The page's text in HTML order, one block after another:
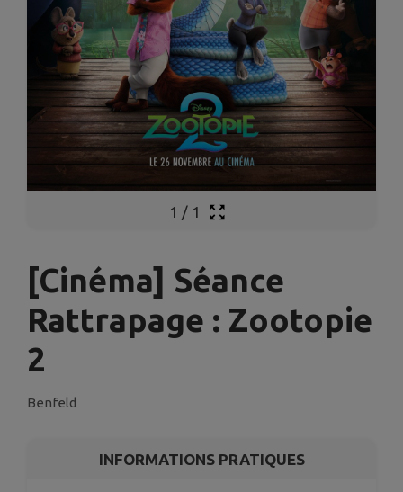
1 / 1
[Cinéma] Séance
Rattrapage : Zootopie
2
Benfeld
INFORMATIONS PRATIQUES